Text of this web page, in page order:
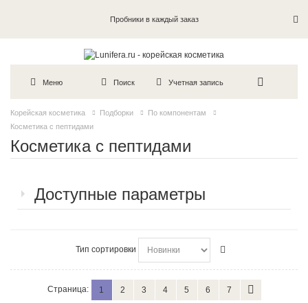
Пробники в каждый заказ
Меню Поиск Учетная запись
Корейская косметика Подборки
По компонентам
Косметика с пептидами
Косметика с пептидами
Доступные параметры
Тип сортировки
Страница: 1 2 3 4 5 6 7